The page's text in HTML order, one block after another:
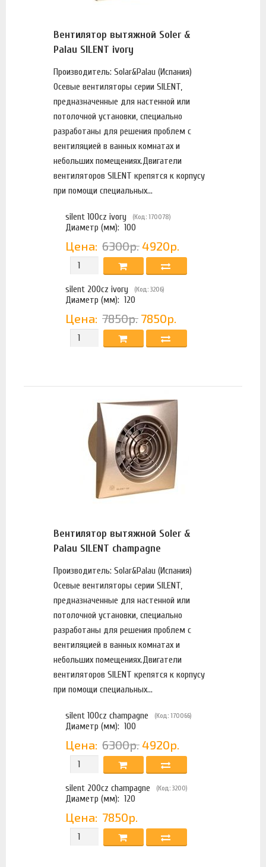
Вентилятор вытяжной Soler &
Palau SILENT ivory
Производитель: Solar&Palau (Испания)
Осевые вентиляторы серии SILENT,
предназначенные для настенной или
потолочной установки, специально
разработаны для решения проблем с
вентиляцией в ванных комнатах и
небольших помещениях.Двигатели
вентиляторов SILENT крепятся к корпусу
при помощи специальных...
silent 100cz ivory (Код: 170078)
Диаметр (мм):100
Цена:6300р. 4920р.
silent 200cz ivory (Код: 3206)
Диаметр (мм):120
Цена:7850р. 7850р.
Вентилятор вытяжной Soler &
Palau SILENT champagne
Производитель: Solar&Palau (Испания)
Осевые вентиляторы серии SILENT,
предназначенные для настенной или
потолочной установки, специально
разработаны для решения проблем с
вентиляцией в ванных комнатах и
небольших помещениях.Двигатели
вентиляторов SILENT крепятся к корпусу
при помощи специальных...
silent 100cz champagne (Код: 170066)
Диаметр (мм):100
Цена:6300р. 4920р.
silent 200cz champagne (Код: 3200)
Диаметр (мм):120
Цена: 7850р.